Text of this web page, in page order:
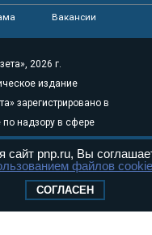
Вакансии
2026 г.
издание
зарегистрировано в
надзору в сфере
технологий и
(Роскомнадзор) 05
Эл № ФС77-
сайт pnp.ru, Вы
файлов cookie
СОГЛАСЕН